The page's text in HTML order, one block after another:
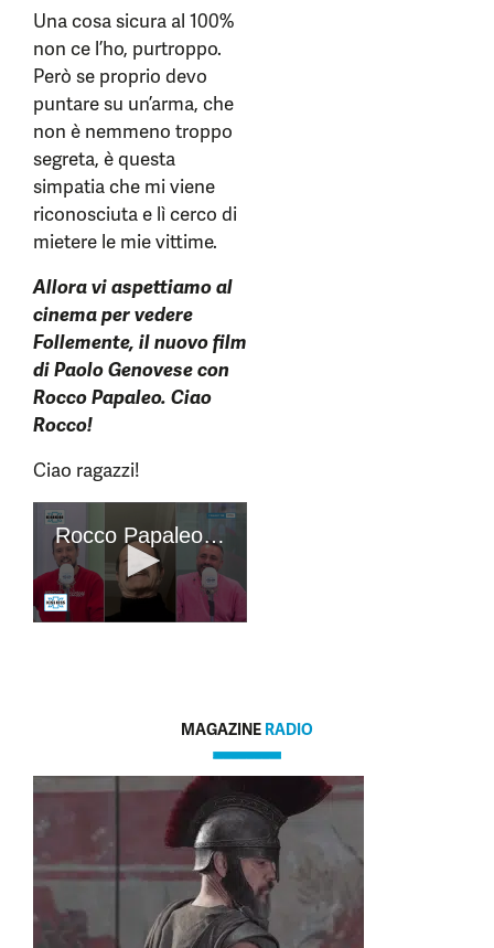
Una cosa sicura al 100%
non ce l’ho, purtroppo.
Però se proprio devo
puntare su un’arma, che
non è nemmeno troppo
segreta, è questa
simpatia che mi viene
riconosciuta e lì cerco di
mietere le mie vittime.
Allora vi aspettiamo al
cinema per vedere
Follemente, il nuovo film
di Paolo Genovese con
Rocco Papaleo. Ciao
Rocco!
Ciao ragazzi!
MAGAZINE RADIO